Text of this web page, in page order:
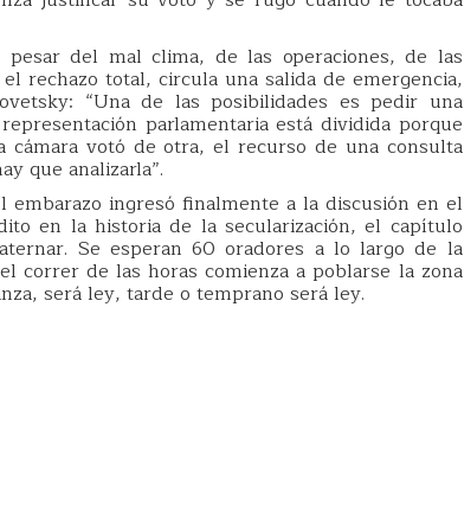
del mal clima, de las operaciones, de las
rechazo total, circula una salida de emergencia,
“Una de las posibilidades es pedir una
parlamentaria está dividida porque
votó de otra, el recurso de una consulta
que analizarla”.
ingresó finalmente a la discusión en el
en la historia de la secularización, el capítulo
Se esperan 60 oradores a lo largo de la
correr de las horas comienza a poblarse la zona
será ley, tarde o temprano será ley.